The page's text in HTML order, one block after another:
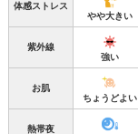
体感ストレス
やや大きい
紫外線
強い
お肌
ちょうどよい
熱帯夜